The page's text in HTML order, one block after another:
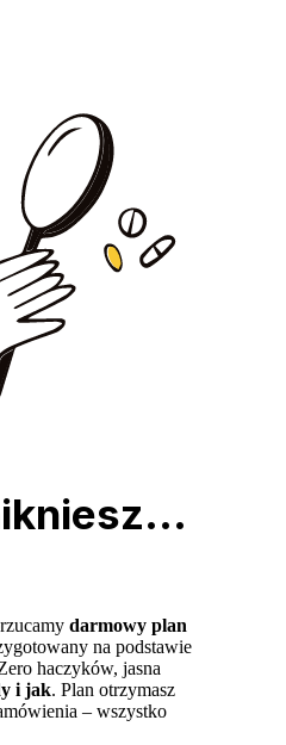
darmowy plan
na podstawie
haczyków, jasna
i jak. Plan otrzymasz
– wszystko